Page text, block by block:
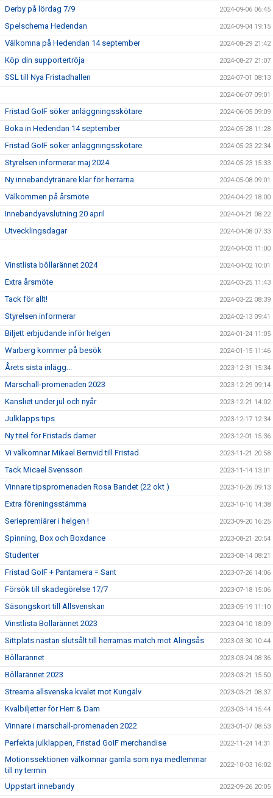
Derby på lördag 7/9 2024-09-06 06:45
Spelschema Hedendan 2024-09-04 19:15
Välkomna på Hedendan 14 september 2024-08-29 21:42
Köp din supportertröja 2024-08-27 21:07
SSL till Nya Fristadhallen 2024-07-01 08:13
2024-06-07 09:01
Fristad GoIF söker anläggningsskötare 2024-06-05 09:09
Boka in Hedendan 14 september 2024-05-28 11:28
Fristad GoIF söker anläggningsskötare 2024-05-23 22:34
Styrelsen informerar maj 2024 2024-05-23 15:33
Ny innebandytränare klar för herrarna 2024-05-08 09:01
Välkommen på årsmöte 2024-04-22 18:00
Innebandyavslutning 20 april 2024-04-21 08:22
Utvecklingsdagar 2024-04-08 07:33
2024-04-03 11:00
Vinstlista bôllarännet 2024 2024-04-02 10:01
Extra årsmöte 2024-03-25 11:43
Tack för allt! 2024-03-22 08:39
Styrelsen informerar 2024-02-13 09:41
Biljett erbjudande inför helgen 2024-01-24 11:05
Warberg kommer på besök 2024-01-15 11:46
Årets sista inlägg... 2023-12-31 15:34
Marschall-promenaden 2023 2023-12-29 09:14
Kansliet under jul och nyår 2023-12-21 14:02
Julklapps tips 2023-12-17 12:34
Ny titel för Fristads damer 2023-12-01 15:36
Vi välkomnar Mikael Bernvid till Fristad 2023-11-21 20:58
Tack Micael Svensson 2023-11-14 13:01
Vinnare tipspromenaden Rosa Bandet (22 okt ) 2023-10-26 09:13
Extra föreningsstämma 2023-10-10 14:38
Seriepremiärer i helgen ! 2023-09-20 16:25
Spinning, Box och Boxdance 2023-08-21 20:54
Studenter 2023-08-14 08:21
Fristad GoIF + Pantamera = Sant 2023-07-26 14:06
Försök till skadegörelse 17/7 2023-07-18 15:06
Säsongskort till Allsvenskan 2023-05-19 11:10
Vinstlista Bollarännet 2023 2023-04-10 18:09
Sittplats nästan slutsålt till herrarnas match mot Alingsås 2023-03-30 10:44
Bôllarännet 2023-03-24 08:36
Bôllarännet 2023 2023-03-21 15:50
Streama allsvenska kvalet mot Kungälv 2023-03-21 08:37
Kvalbiljetter för Herr & Dam 2023-03-14 15:44
Vinnare i marschall-promenaden 2022 2023-01-07 08:53
Perfekta julklappen, Fristad GoIF merchandise 2022-11-24 14:31
Motionssektionen välkomnar gamla som nya medlemmar
till ny termin
2022-10-03 16:02
Uppstart innebandy 2022-09-26 20:05